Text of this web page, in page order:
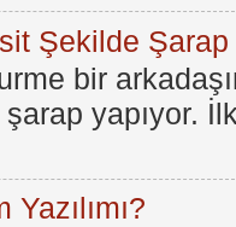
Şekilde Şarap
bir
yapıyor.